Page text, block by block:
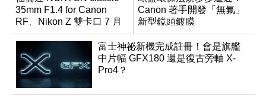
35mm F1.4 for Canon
RF、Nikon Z 雙卡口 7 月
同步登台
Canon 著手開發「無氟」
新型鏡頭鍍膜
富士神祕新機完成註冊！會是旗艦
中片幅 GFX180 還是復古旁軸 X-
Pro4？